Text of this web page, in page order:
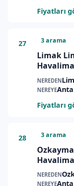
Fiyatları
27 3 arama
Limak
NEREDEN
NEREYE
Fiyatları
28 3 arama
NEREDEN
NEREYE